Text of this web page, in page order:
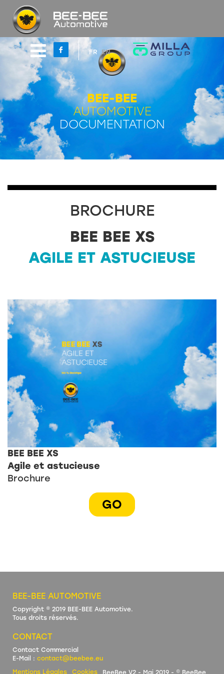
FR EN
BEE-BEE
AUTOMOTIVE
DOCUMENTATION
BROCHURE
BEE BEE XS
AGILE ET ASTUCIEUSE
BEE BEE XS
Agile et astucieuse
Brochure
GO
BEE-BEE AUTOMOTIVE
Copyright ® 2019 BEE-BEE Automotive.
Tous droits réservés.
CONTACT
Contact Commercial
E-Mail : contact@beebee.eu
Mentions Légales
Cookies BeeBee V2 - Mai 2019 - © BeeBee